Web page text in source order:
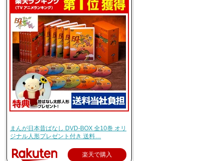
まんが日本昔ばなし DVD-BOX 全10巻 オリ
ジナル人形プレゼント付き 送料…
楽天で購入